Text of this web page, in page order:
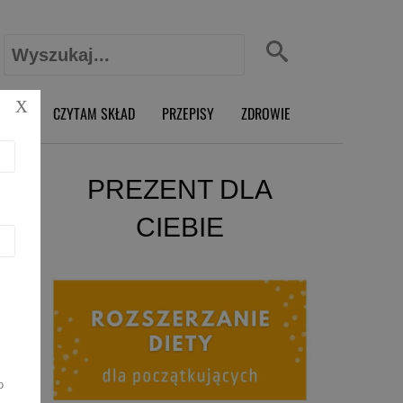
Szukaj:
RD CZYTAM SKŁAD PRZEPISY ZDROWIE
PREZENT DLA
CIEBIE
X